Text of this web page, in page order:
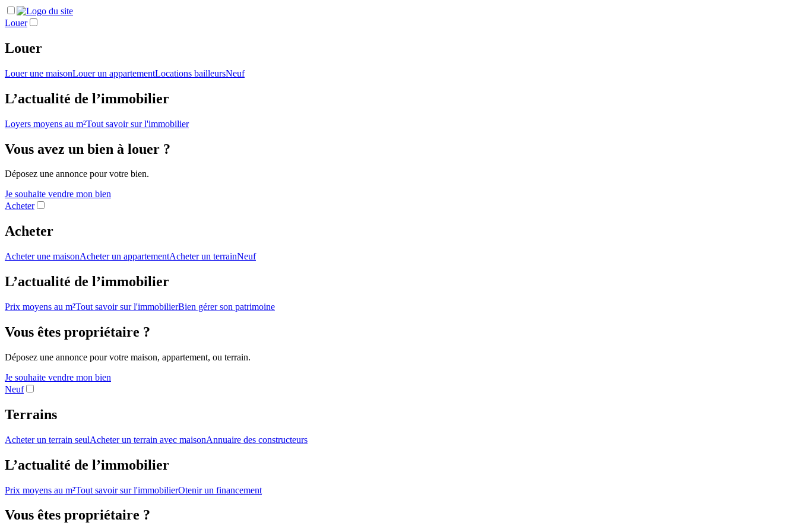
Louer
Louer
Louer une maisonLouer un appartementLocations bailleursNeuf
L’actualité de l’immobilier
Loyers moyens au m²Tout savoir sur l'immobilier
Vous avez un bien à louer ?
Déposez une annonce pour votre bien.
Je souhaite vendre mon bien
Acheter
Acheter
Acheter une maisonAcheter un appartementAcheter un terrainNeuf
L’actualité de l’immobilier
Prix moyens au m²Tout savoir sur l'immobilierBien gérer son patrimoine
Vous êtes propriétaire ?
Déposez une annonce pour votre maison, appartement, ou terrain.
Je souhaite vendre mon bien
Neuf
Terrains
Acheter un terrain seulAcheter un terrain avec maisonAnnuaire des constructeurs
L’actualité de l’immobilier
Prix moyens au m²Tout savoir sur l'immobilierOtenir un financement
Vous êtes propriétaire ?